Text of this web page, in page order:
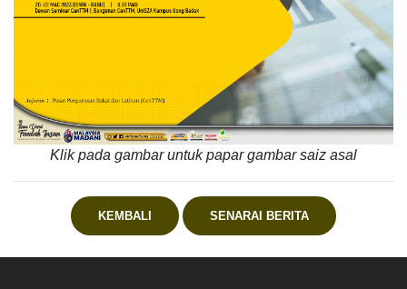
Klik pada gambar untuk papar gambar saiz asal
KEMBALI SENARAI BERITA